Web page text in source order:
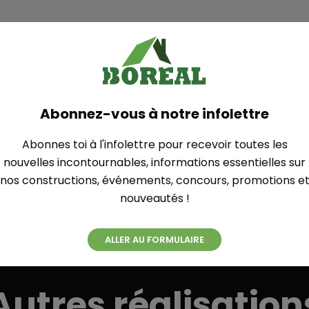
Plan
SUR MESURE
Abonnez-vous à notre infolettre
Abonnes toi à l'infolettre pour recevoir toutes les
nouvelles incontournables, informations essentielles sur
nos constructions, événements, concours, promotions et
nouveautés !
ALLER AU FORMULAIRE